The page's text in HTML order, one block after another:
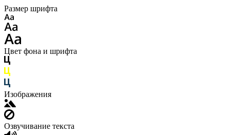
Размер шрифта
Цвет фона и шрифта
Изображения
Озвучивание текста